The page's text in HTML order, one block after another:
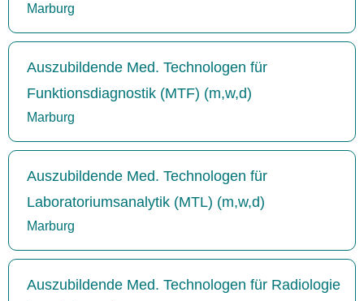
Marburg
Auszubildende Med. Technologen für
Funktionsdiagnostik (MTF) (m,w,d)
Marburg
Auszubildende Med. Technologen für
Laboratoriumsanalytik (MTL) (m,w,d)
Marburg
Auszubildende Med. Technologen für Radiologie